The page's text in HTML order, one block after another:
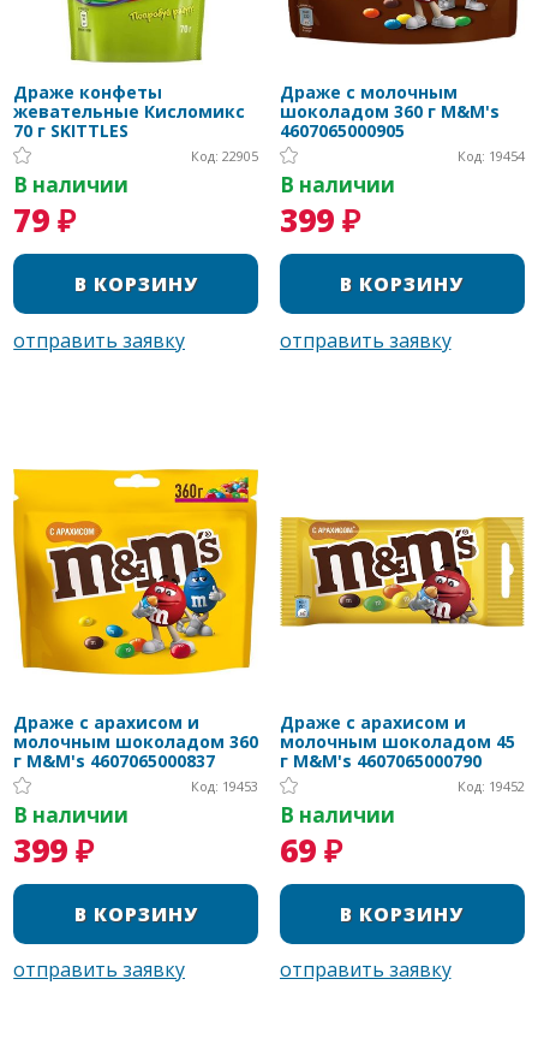
Драже конфеты
жевательные Кисломикс
70 г SKITTLES
Код: 22905
В наличии
79 ₽
Драже с молочным
шоколадом 360 г M&M's
4607065000905
Код: 19454
В наличии
399 ₽
Драже с арахисом и
молочным шоколадом 360
г M&M's 4607065000837
Код: 19453
В наличии
399 ₽
Драже с арахисом и
молочным шоколадом 45
г M&M's 4607065000790
Код: 19452
В наличии
69 ₽